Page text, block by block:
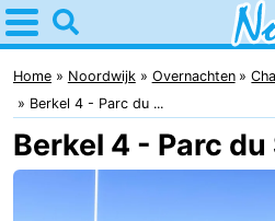
Home
Noordwijk
Tips
Voor
Home Noordwijk Overnachten
Berkel 4 - Parc du ...
Berkel 4 - Parc